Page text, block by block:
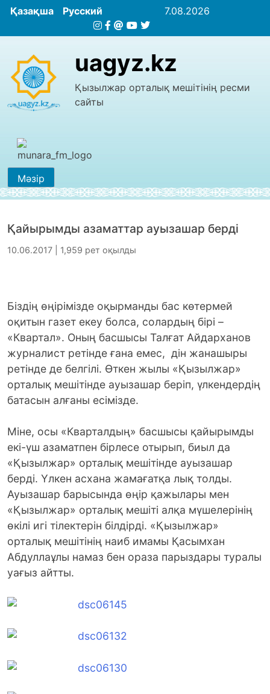
Қазақша Русский 7.08.2026
uagyz.kz
Қызылжар орталық мешітінің ресми
сайты
Мәзір
Қайырымды азаматтар ауызашар берді
10.06.2017 | 1,959 рет оқылды
Біздің өңірімізде оқырманды бас көтермей
оқитын газет екеу болса, солардың бірі –
«Квартал». Оның басшысы Талғат Айдарханов
журналист ретінде ғана емес, дін жанашыры
ретінде де белгілі. Өткен жылы «Қызылжар»
орталық мешітінде ауызашар беріп, үлкендердің
батасын алғаны есімізде.
Міне, осы «Кварталдың» басшысы қайырымды
екі-үш азаматпен бірлесе отырып, биыл да
«Қызылжар» орталық мешітінде ауызашар
берді. Үлкен асхана жамағатқа лық толды.
Ауызашар барысында өңір қажылары мен
«Қызылжар» орталық мешіті алқа мүшелерінің
өкілі игі тілектерін білдірді. «Қызылжар»
орталық мешітінің наиб имамы Қасымхан
Абдуллаұлы намаз бен ораза парыздары туралы
уағыз айтты.